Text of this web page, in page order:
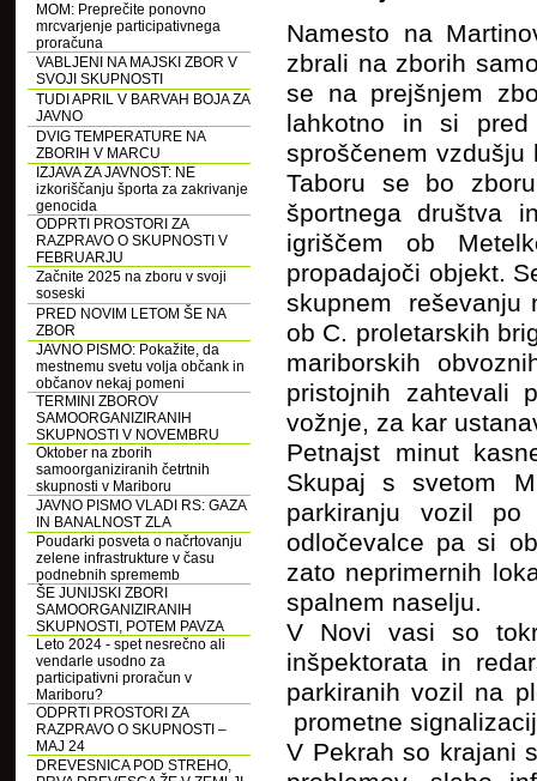
MOM: Preprečite ponovno
mrcvarjenje participativnega
proračuna
VABLJENI NA MAJSKI ZBOR V
SVOJI SKUPNOSTI
TUDI APRIL V BARVAH BOJA ZA
JAVNO
DVIG TEMPERATURE NA
ZBORIH V MARCU
IZJAVA ZA JAVNOST: NE
izkoriščanju športa za zakrivanje
genocida
ODPRTI PROSTORI ZA
RAZPRAVO O SKUPNOSTI V
FEBRUARJU
Začnite 2025 na zboru v svoji
soseski
PRED NOVIM LETOM ŠE NA
ZBOR
JAVNO PISMO: Pokažite, da
mestnemu svetu volja občank in
občanov nekaj pomeni
TERMINI ZBOROV
SAMOORGANIZIRANIH
SKUPNOSTI V NOVEMBRU
Oktober na zborih
samoorganiziranih četrtnih
skupnosti v Mariboru
JAVNO PISMO VLADI RS: GAZA
IN BANALNOST ZLA
Poudarki posveta o načrtovanju
zelene infrastrukture v času
podnebnih sprememb
ŠE JUNIJSKI ZBORI
SAMOORGANIZIRANIH
SKUPNOSTI, POTEM PAVZA
Leto 2024 - spet nesrečno ali
vendarle usodno za
participativni proračun v
Mariboru?
ODPRTI PROSTORI ZA
RAZPRAVO O SKUPNOSTI –
MAJ 24
DREVESNICA POD STREHO,
Namesto na
zbrali na zborih
se na prejšnjem
lahkotno in si
sproščenem
Taboru se bo
športnega društva
igriščem ob
propadajoči objekt.
skupnem reševanju
ob C. proletarskih
mariborskih
pristojnih zahtevali
vožnje, za kar
Petnajst minut
Skupaj s svetom
parkiranju vozil po
odločevalce pa si
zato neprimernih
spalnem naselju.
V Novi vasi so
inšpektorata in
parkiranih vozil na
prometne
V Pekrah so krajani